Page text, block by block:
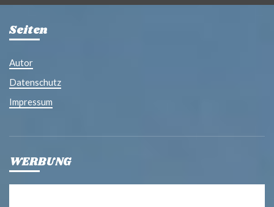
Seiten
Autor
Datenschutz
Impressum
WERBUNG